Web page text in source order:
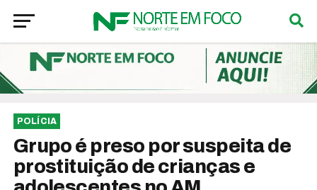
POLÍCIA
Grupo é preso por suspeita de
prostituição de crianças e